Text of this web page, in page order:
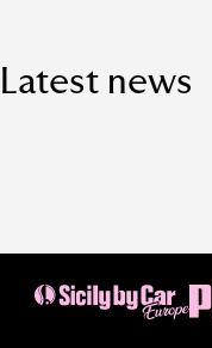
Latest news